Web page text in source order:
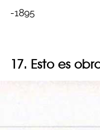
-1895
17. Esto es